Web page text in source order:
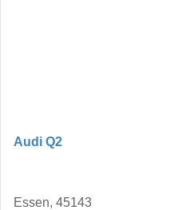
Audi Q2
Essen, 45143